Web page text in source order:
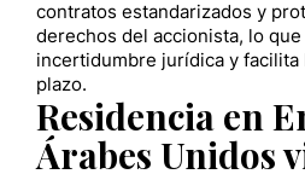
contratos estandarizados y
derechos del accionista, lo
incertidumbre jurídica y facilita
plazo.
Residencia en
Árabes Unidos